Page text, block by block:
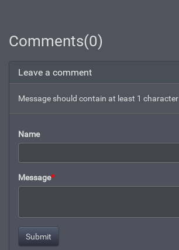
Comments(0)
Leave a comment
Message should contain at least 1 character
Name
Message*